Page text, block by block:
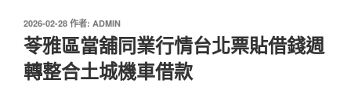
發
佈
於
2026-02-28 作者: ADMIN
苓雅區當舖同業行情台北票貼借錢週
轉整合土城機車借款